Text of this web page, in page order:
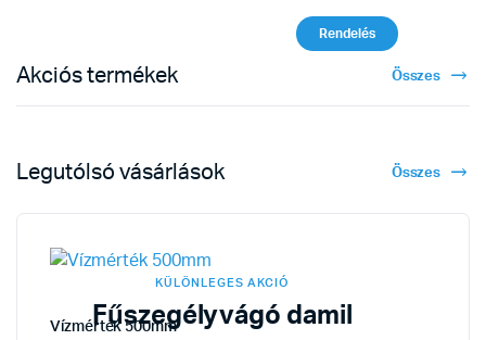
Rendelés
KÜLÖNLEGES AKCIÓ
Fűszegélyvágó damil
Akciós termékek Összes
Legutólsó vásárlások Összes
Vízmérték 500mm